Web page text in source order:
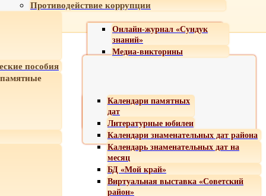
Противодействие коррупции
Онлайн-журнал «Сундук
знаний»
Медиа-викторины
пособия
Календари памятных
дат
Литературные юбилеи
Календари знаменательных дат района
Календарь знаменательных дат на
месяц
БД «Мой край»
Виртуальная выставка «Советский
район»